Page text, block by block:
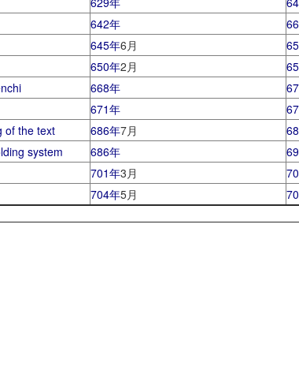
642年
645年6月
650年2月
668年
671年
of the text 686年7月
system 686年
701年3月
704年5月